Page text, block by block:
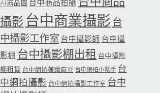
AI商品圖 台中商品拍攝
攝影 台中商業攝影 台
中攝影工作室 台中攝影師 台中攝
影棚 台中攝影棚出租 台中攝影
棚租賃 台中網拍兼職麻豆 台中網拍小幫手 台
中網拍攝影 台中網拍攝影工作室 台中